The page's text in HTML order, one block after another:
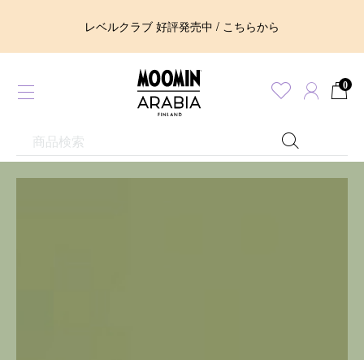
レベルクラブ 好評発売中 / こちらから
0